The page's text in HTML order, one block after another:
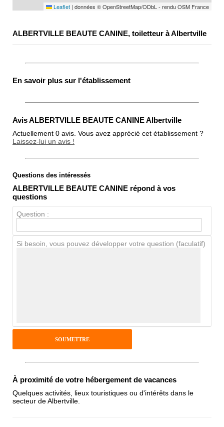
Leaflet | données © OpenStreetMap/ODbL - rendu OSM France
ALBERTVILLE BEAUTE CANINE, toiletteur à Albertville
En savoir plus sur l'établissement
Avis ALBERTVILLE BEAUTE CANINE Albertville
Actuellement 0 avis. Vous avez apprécié cet établissement ?
Laissez-lui un avis !
Note globale
Propreté
Chien / chat
Pseudo :
Questions des intéressés
ALBERTVILLE BEAUTE CANINE répond à vos
questions
Question :
Si besoin, vous pouvez développer votre question (faculatif)
À proximité de votre hébergement de vacances
Quelques activités, lieux touristiques ou d'intérêts dans le
secteur de Albertville.